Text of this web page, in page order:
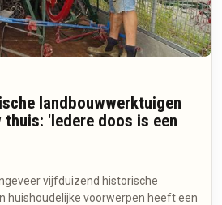
landbouwwerktuigen
thuis: 'Iedere doos is een
vijfduizend historische
huishoudelijke voorwerpen heeft een